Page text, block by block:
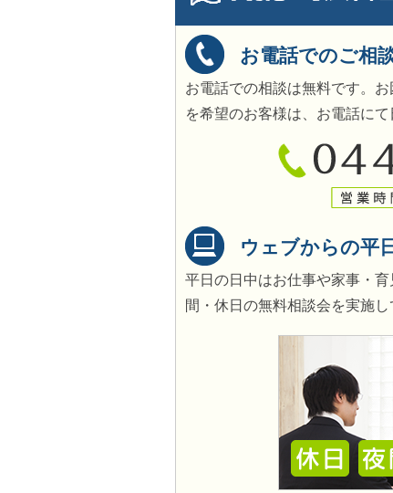
お電話でのご相
お電話での相談は無料です。
を希望のお客様は、お電話に
ウェブからの平
平日の日中はお仕事や家事・
間・休日の無料相談会を実施し